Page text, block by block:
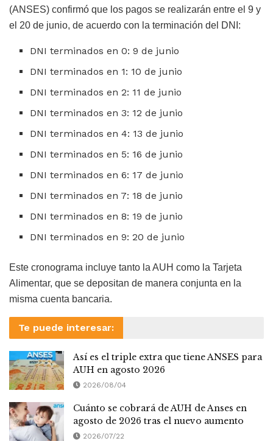
(ANSES) confirmó que los pagos se realizarán entre el 9 y
el 20 de junio, de acuerdo con la terminación del DNI:
DNI terminados en 0: 9 de junio
DNI terminados en 1: 10 de junio
DNI terminados en 2: 11 de junio
DNI terminados en 3: 12 de junio
DNI terminados en 4: 13 de junio
DNI terminados en 5: 16 de junio
DNI terminados en 6: 17 de junio
DNI terminados en 7: 18 de junio
DNI terminados en 8: 19 de junio
DNI terminados en 9: 20 de junio
Este cronograma incluye tanto la AUH como la Tarjeta
Alimentar, que se depositan de manera conjunta en la
misma cuenta bancaria.
Te puede interesar:
Así es el triple extra que tiene ANSES para
AUH en agosto 2026
2026/08/04
Cuánto se cobrará de AUH de Anses en
agosto de 2026 tras el nuevo aumento
2026/07/22